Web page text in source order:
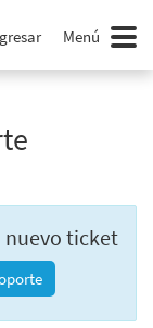
Menú
nuevo ticket